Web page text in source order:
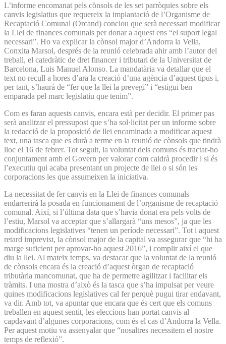
L’informe encomanat pels cònsols de les set parròquies sobre els
canvis legislatius que requereix la implantació de l’Organisme de
Recaptació Comunal (Orcand) conclou que serà necessari modificar
la Llei de finances comunals per donar a aquest ens “el suport legal
necessari”. Ho va explicar la cònsol major d’Andorra la Vella,
Conxita Marsol, després de la reunió celebrada ahir amb l’autor del
treball, el catedràtic de dret financer i tributari de la Universitat de
Barcelona, Luis Manuel Alonso. La mandatària va detallar que el
text no recull a hores d’ara la creació d’una agència d’aquest tipus i,
per tant, s’haurà de “fer que la llei la prevegi” i “estigui ben
emparada pel marc legislatiu que tenim”.
Com es faran aquests canvis, encara està per decidir. El primer pas
serà analitzar el pressupost que s’ha sol·licitat per un informe sobre
la redacció de la proposició de llei encaminada a modificar aquest
text, una tasca que es durà a terme en la reunió de cònsols que tindrà
lloc el 16 de febrer. Tot seguit, la voluntat dels comuns és tractar-ho
conjuntament amb el Govern per valorar com caldrà procedir i si és
l’executiu qui acaba presentant un projecte de llei o si són les
corporacions les que assumeixen la iniciativa.
La necessitat de fer canvis en la Llei de finances comunals
endarrerirà la posada en funcionament de l’organisme de recaptació
comunal. Així, si l’última data que s’havia donat era pels volts de
l’estiu, Marsol va acceptar que s’allargarà “uns mesos”, ja que les
modificacions legislatives “tenen un període necessari”. Tot i aquest
retard imprevist, la cònsol major de la capital va assegurar que “hi ha
marge suficient per aprovar-ho aquest 2016”, i complir així el que
diu la llei. Al mateix temps, va destacar que la voluntat de la reunió
de cònsols encara és la creació d’aquest òrgan de recaptació
tributària mancomunat, que ha de permetre agilitzar i facilitar els
tràmits. I una mostra d’això és la tasca que s’ha impulsat per veure
quines modificacions legislatives cal fer perquè pugui tirar endavant,
va dir. Amb tot, va apuntar que encara que és cert que els comuns
treballen en aquest sentit, les eleccions han portat canvis al
capdavant d’algunes corporacions, com és el cas d’Andorra la Vella.
Per aquest motiu va assenyalar que “nosaltres necessitem el nostre
temps de reflexió”.